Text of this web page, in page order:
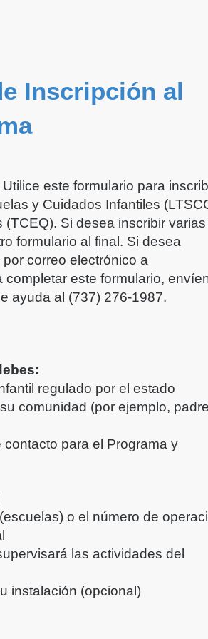
Inscripción al
este formulario para
y Cuidados Infantiles
Si desea inscribir varias
formulario al final. Si desea
correo electrónico a
este formulario,
ayuda al (737) 276-1987.
regulado por el estado
comunidad (por ejemplo,
para el Programa y
o el número de
las actividades del
instalación (opcional)